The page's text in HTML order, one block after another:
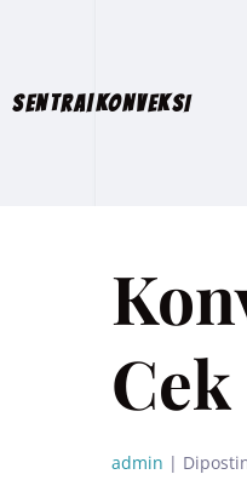
SENTRA|KONVEKSI
admin |